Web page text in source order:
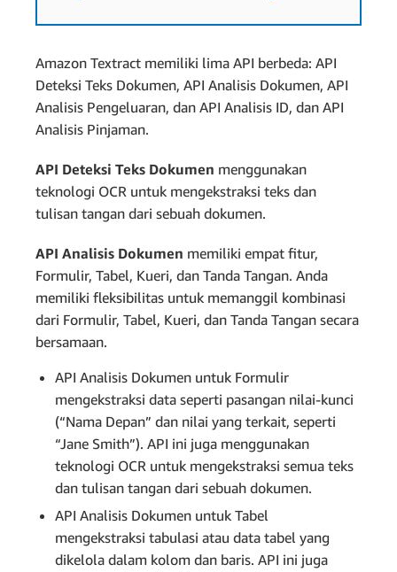
Amazon Textract memiliki lima API berbeda: API
Deteksi Teks Dokumen, API Analisis Dokumen, API
Analisis Pengeluaran, dan API Analisis ID, dan API
Analisis Pinjaman.
API Deteksi Teks Dokumen menggunakan
teknologi OCR untuk mengekstraksi teks dan
tulisan tangan dari sebuah dokumen.
API Analisis Dokumen memiliki empat fitur,
Formulir, Tabel, Kueri, dan Tanda Tangan. Anda
memiliki fleksibilitas untuk memanggil kombinasi
dari Formulir, Tabel, Kueri, dan Tanda Tangan secara
bersamaan.
API Analisis Dokumen untuk Formulir
mengekstraksi data seperti pasangan nilai-kunci
(“Nama Depan” dan nilai yang terkait, seperti
“Jane Smith”). API ini juga menggunakan
teknologi OCR untuk mengekstraksi semua teks
dan tulisan tangan dari sebuah dokumen.
API Analisis Dokumen untuk Tabel
mengekstraksi tabulasi atau data tabel yang
dikelola dalam kolom dan baris. API ini juga